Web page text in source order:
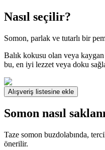
Nasıl seçilir?
Somon, parlak ve tutarlı bir
Balık kokusu olan veya
bu, en iyi lezzet veya doku
Alışveriş listesine ekle
Somon nasıl
Taze somon buzdolabında,
önerilir.